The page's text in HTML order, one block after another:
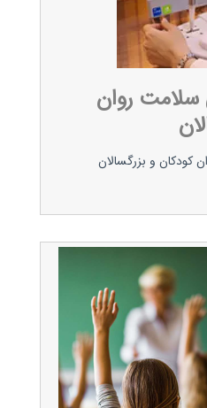
سلامت روان
کودکان و بزرگسالان